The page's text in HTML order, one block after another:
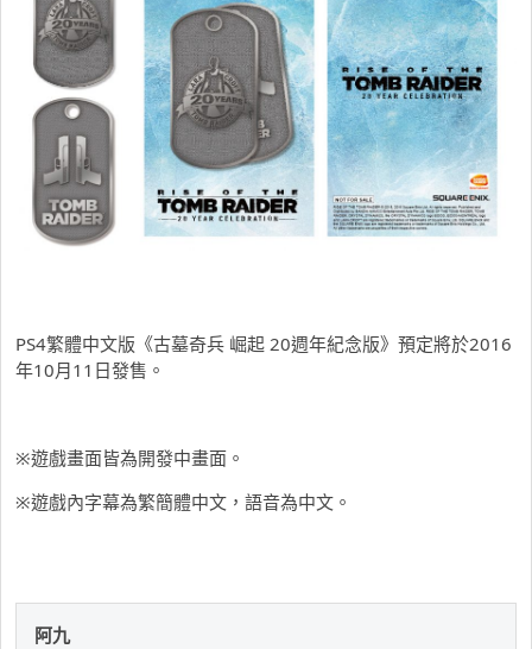
PS4繁體中文版《古墓奇兵 崛起 20週年紀念版》預定將於2016
年10月11日發售。
※遊戲畫面皆為開發中畫面。
※遊戲內字幕為繁簡體中文，語音為中文。
阿九